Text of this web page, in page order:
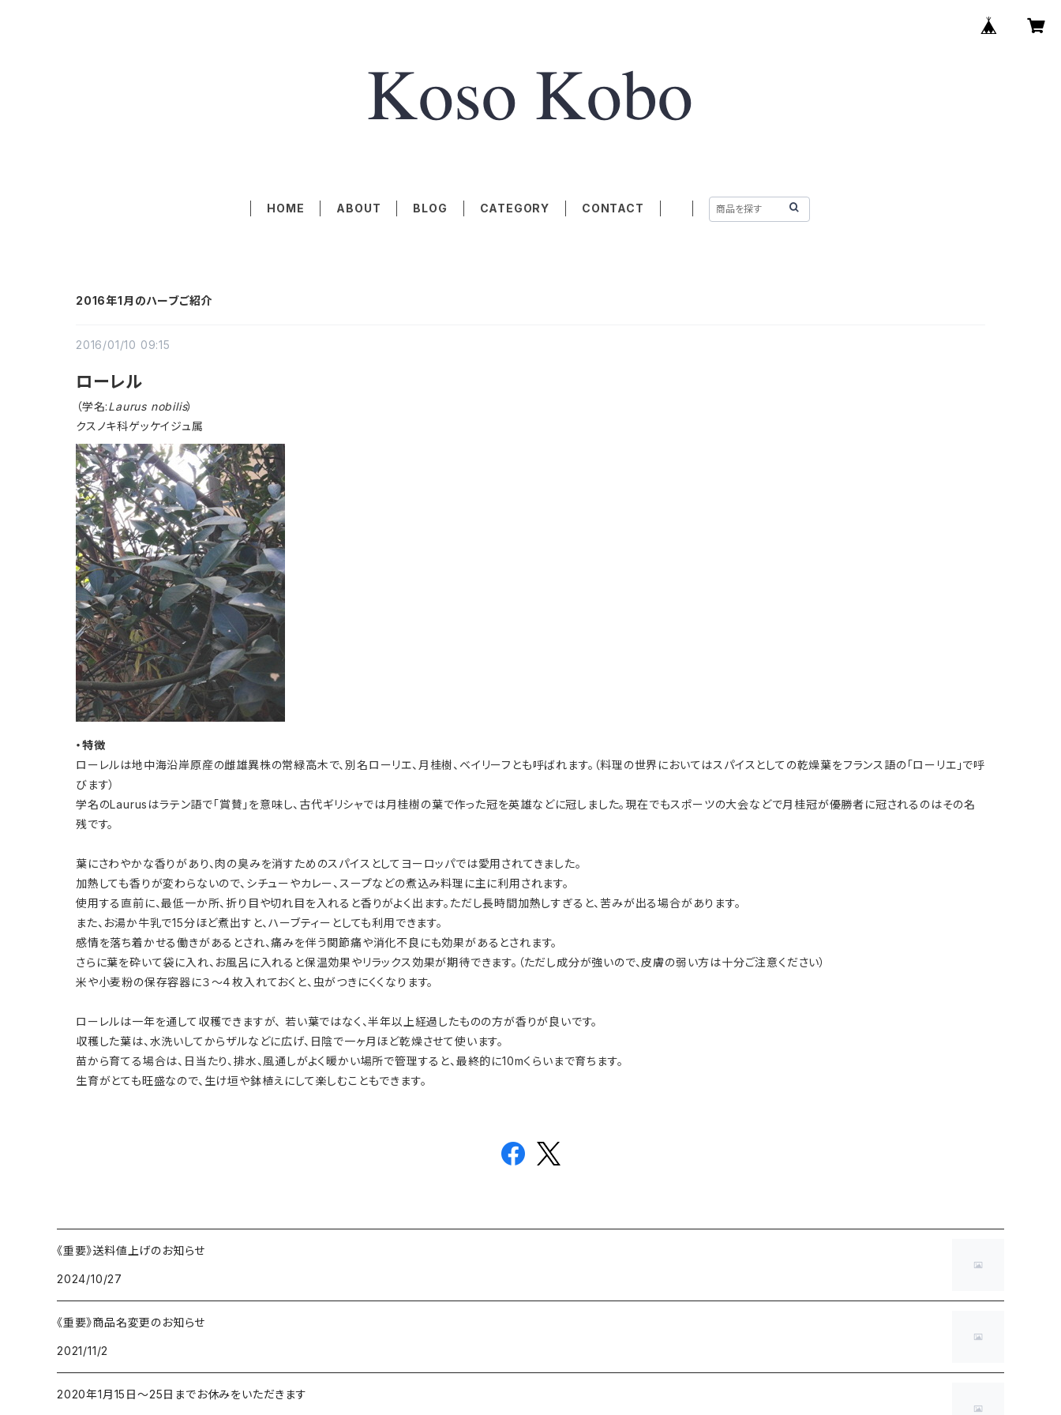
HOME ABOUT BLOG CATEGORY CONTACT
2016年1月のハーブご紹介
2016/01/10 09:15
ローレル
（学名:Laurus nobilis）
クスノキ科ゲッケイジュ属
・特徴
ローレルは地中海沿岸原産の雌雄異株の常緑高木で、別名ローリエ、月桂樹、ベイリーフとも呼ばれます。（料理の世界においてはスパイスとしての乾燥葉をフランス語の「ローリエ」で呼
びます）
学名のLaurusはラテン語で「賞賛」を意味し、古代ギリシャでは月桂樹の葉で作った冠を英雄などに冠しました。現在でもスポーツの大会などで月桂冠が優勝者に冠されるのはその名
残です。
葉にさわやかな香りがあり、肉の臭みを消すためのスパイスとしてヨーロッパでは愛用されてきました。
加熱しても香りが変わらないので、シチューやカレー、スープなどの煮込み料理に主に利用されます。
使用する直前に、最低一か所、折り目や切れ目を入れると香りがよく出ます。ただし長時間加熱しすぎると、苦みが出る場合があります。
また、お湯か牛乳で15分ほど煮出すと、ハーブティーとしても利用できます。
感情を落ち着かせる働きがあるとされ、痛みを伴う関節痛や消化不良にも効果があるとされます。
さらに葉を砕いて袋に入れ、お風呂に入れると保温効果やリラックス効果が期待できます。（ただし成分が強いので、皮膚の弱い方は十分ご注意ください）
米や小麦粉の保存容器に３～４枚入れておくと、虫がつきにくくなります。
ローレルは一年を通して収穫できますが、 若い葉ではなく、半年以上経過したものの方が香りが良いです。
収穫した葉は、水洗いしてからザルなどに広げ、日陰で一ヶ月ほど乾燥させて使います。
苗から育てる場合は、日当たり、排水、風通しがよく暖かい場所で管理すると、最終的に10mくらいまで育ちます。
生育がとても旺盛なので、生け垣や鉢植えにして楽しむこともできます。
《重要》送料値上げのお知らせ
2024/10/27
《重要》商品名変更のお知らせ
2021/11/2
2020年1月15日〜25日までお休みをいただきます